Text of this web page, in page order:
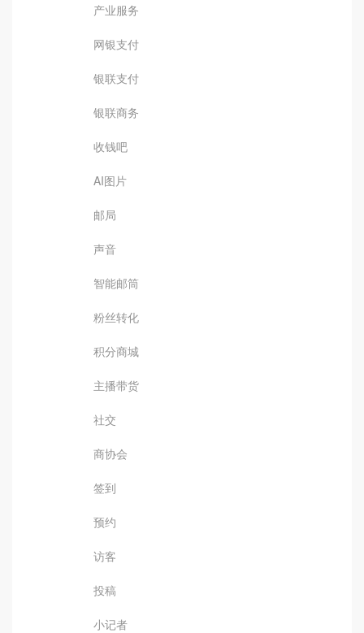
产业服务
网银支付
银联支付
银联商务
收钱吧
AI图片
邮局
声音
智能邮筒
粉丝转化
积分商城
主播带货
社交
商协会
签到
预约
访客
投稿
小记者